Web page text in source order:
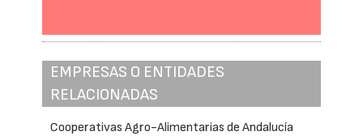
EMPRESAS O ENTIDADES
RELACIONADAS
Cooperativas Agro-Alimentarias de Andalucía